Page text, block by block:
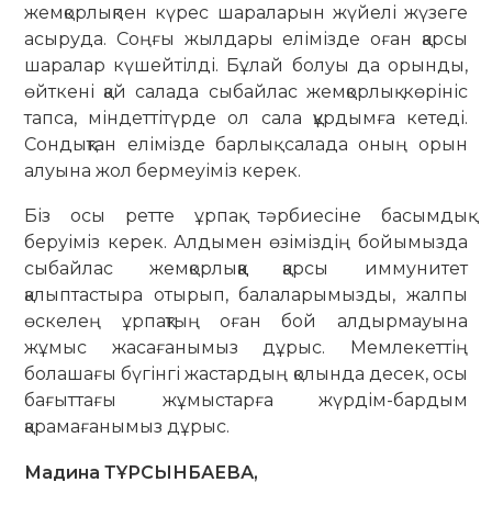
жемқорлықпен күрес шараларын жүйелі жүзеге
асыруда. Соңғы жылдары елімізде оған қарсы
шаралар күшейтілді. Бұлай болуы да орынды,
өйткені қай салада сыбайлас жемқорлық көрініс
тапса, міндеттітүрде ол сала құрдымға кетеді.
Сондықтан елімізде барлық салада оның орын
алуына жол бермеуіміз керек.
Біз осы ретте ұрпақ тәрбиесіне басымдық
беруіміз керек. Алдымен өзіміздің бойымызда
сыбайлас жемқорлыққа қарсы иммунитет
қалыптастыра отырып, балаларымызды, жалпы
өскелең ұрпақтың оған бой алдырмауына
жұмыс жасағанымыз дұрыс. Мемлекеттің
болашағы бүгінгі жастардың қолында десек, осы
бағыттағы жұмыстарға жүрдім-бардым
қарамағанымыз дұрыс.
Мадина ТҰРСЫНБАЕВА,